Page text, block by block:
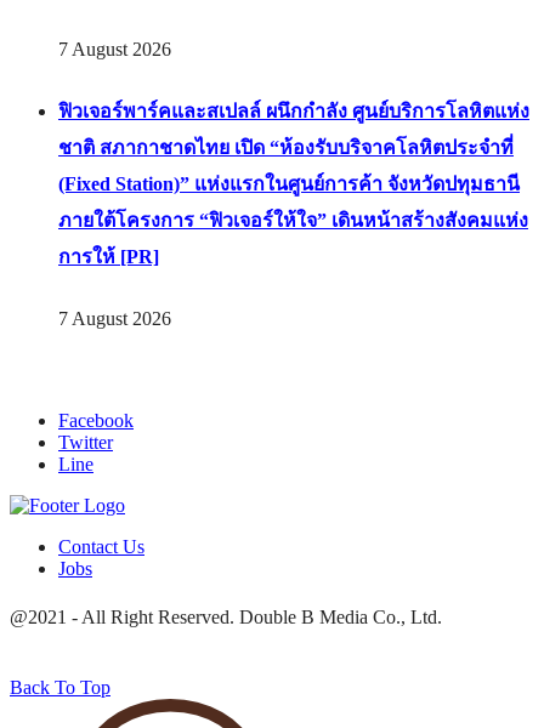
7 August 2026
ฟิวเจอร์พาร์คและสเปลล์ ผนึกกำลัง ศูนย์บริการโลหิตแห่ง
ชาติ สภากาชาดไทย เปิด “ห้องรับบริจาคโลหิตประจำที่
(Fixed Station)” แห่งแรกในศูนย์การค้า จังหวัดปทุมธานี
ภายใต้โครงการ “ฟิวเจอร์ให้ใจ” เดินหน้าสร้างสังคมแห่ง
การให้ [PR]
7 August 2026
Facebook
Twitter
Line
Contact Us
Jobs
@2021 - All Right Reserved. Double B Media Co., Ltd.
Back To Top